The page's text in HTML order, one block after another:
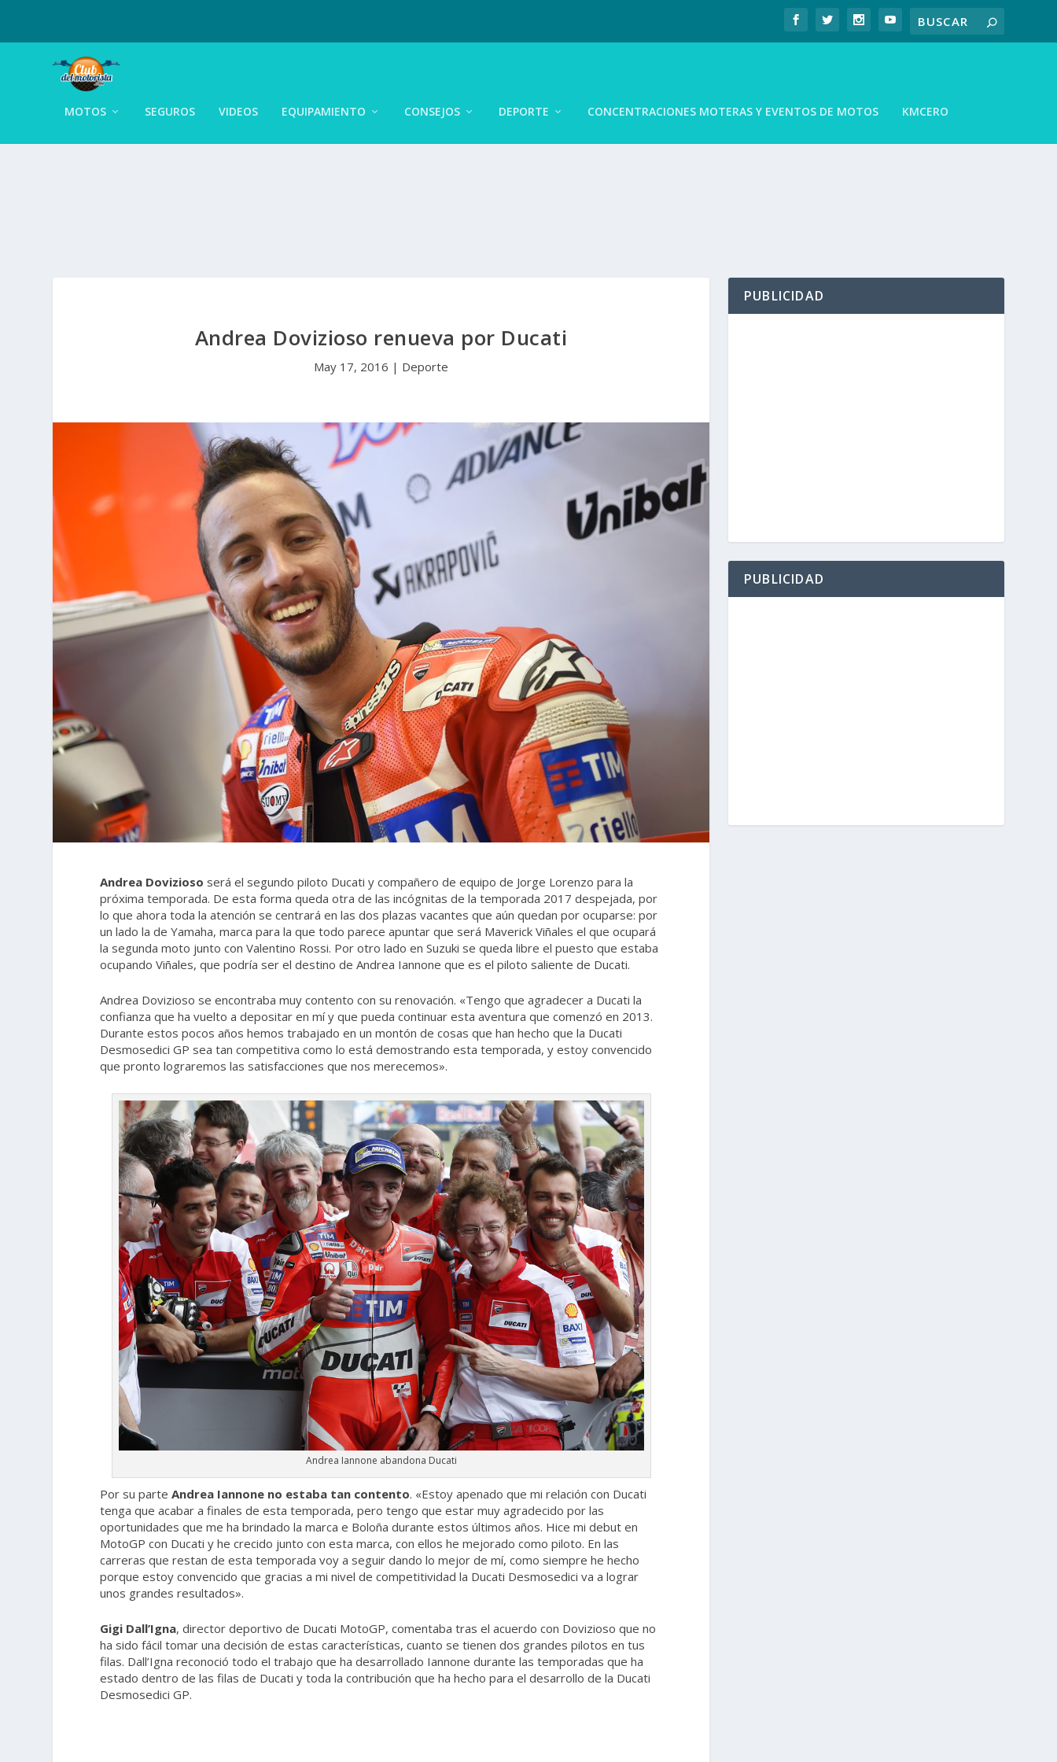
MOTOS SEGUROS VIDEOS EQUIPAMIENTO CONSEJOS DEPORTE CONCENTRACIONES MOTERAS Y EVENTOS DE MOTOS KMCERO
Andrea Dovizioso renueva por Ducati
May 17, 2016 | Deporte
Andrea Dovizioso será el segundo piloto Ducati y compañero de equipo de Jorge Lorenzo para la
próxima temporada. De esta forma queda otra de las incógnitas de la temporada 2017 despejada, por
lo que ahora toda la atención se centrará en las dos plazas vacantes que aún quedan por ocuparse: por
un lado la de Yamaha, marca para la que todo parece apuntar que será Maverick Viñales el que ocupará
la segunda moto junto con Valentino Rossi. Por otro lado en Suzuki se queda libre el puesto que estaba
ocupando Viñales, que podría ser el destino de Andrea Iannone que es el piloto saliente de Ducati.
Andrea Dovizioso se encontraba muy contento con su renovación. «Tengo que agradecer a Ducati la
confianza que ha vuelto a depositar en mí y que pueda continuar esta aventura que comenzó en 2013.
Durante estos pocos años hemos trabajado en un montón de cosas que han hecho que la Ducati
Desmosedici GP sea tan competitiva como lo está demostrando esta temporada, y estoy convencido
que pronto lograremos las satisfacciones que nos merecemos».
Andrea Iannone abandona Ducati
Por su parteAndrea Iannone no estaba tan contento. «Estoy apenado que mi relación con Ducati
tenga que acabar a finales de esta temporada, pero tengo que estar muy agradecido por las
oportunidades que me ha brindado la marca e Boloña durante estos últimos años. Hice mi debut en
MotoGP con Ducati y he crecido junto con esta marca, con ellos he mejorado como piloto. En las
carreras que restan de esta temporada voy a seguir dando lo mejor de mí, como siempre he hecho
porque estoy convencido que gracias a mi nivel de competitividad la Ducati Desmosedici va a lograr
unos grandes resultados».
Gigi Dall’Igna, director deportivo de Ducati MotoGP, comentaba tras el acuerdo con Dovizioso que no
ha sido fácil tomar una decisión de estas características, cuanto se tienen dos grandes pilotos en tus
filas. Dall’Igna reconoció todo el trabajo que ha desarrollado Iannone durante las temporadas que ha
estado dentro de las filas de Ducati y toda la contribución que ha hecho para el desarrollo de la Ducati
Desmosedici GP.
PUBLICIDAD
PUBLICIDAD